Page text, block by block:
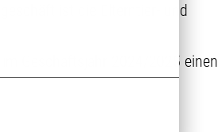
ist die Elterntier- und
Geschäftsjahr 2024/2025 einen